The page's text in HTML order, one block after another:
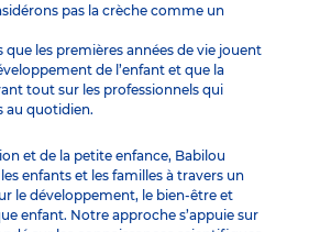
pas la crèche comme un
les premières années de vie jouent
de l’enfant et que la
tout sur les professionnels qui
au quotidien.
et de la petite enfance, Babilou
enfants et les familles à travers un
le développement, le bien-être et
enfant. Notre approche s’appuie sur